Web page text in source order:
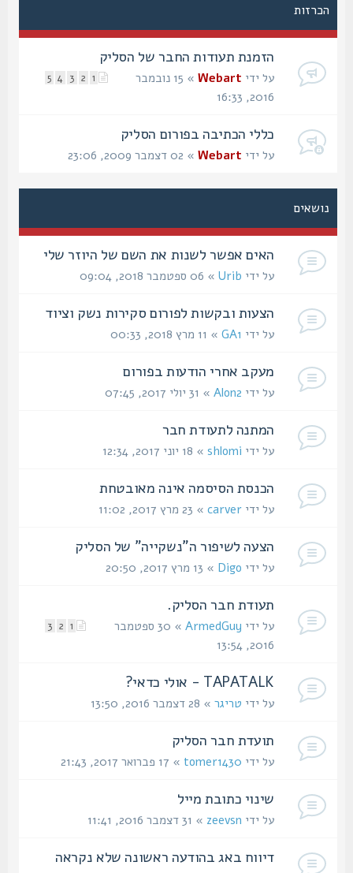
הכרזות
הזמנת תעודות החבר של הסליק
2
3
4
5 על ידיWebart
» 15 נובמבר
כללי הכתיבה בפורום הסליק
על ידיWebart» 02 דצמבר 2009, 23:06
נושאים
האים אפשר לשנות את השם של היוזר שלי
על ידיUrib » 06 ספטמבר 2018, 09:04
הצעות ובקשות לפורום סקירות נשק וציוד
על ידיGA1 » 11 מרץ 2018, 00:33
מעקב אחרי הודעות בפורום
על ידיAlon2» 31 יולי 2017, 07:45
המתנה לתעודת חבר
על ידיshlomi» 18 יוני 2017, 12:34
הכנסת הסיסמה אינה מאובטחת
על ידיcarver» 23 מרץ 2017, 11:02
הצעה לשיפור ה"נשקייה" של הסליק
על ידיDigo » 13 מרץ 2017, 20:50
תעודת חבר הסליק.
2
3 על ידיArmedGuy
» 30 ספטמבר
TAPATALK - אולי כדאי?
על ידיטריגר» 28 דצמבר 2016, 13:50
תועדת חבר הסליק
על ידיtomer1430» 17 פברואר 2017, 21:43
שינוי כתובת מייל
על ידיzeevsn» 31 דצמבר 2016, 11:41
דיווח באג בהודעה ראשונה שלא נקראה